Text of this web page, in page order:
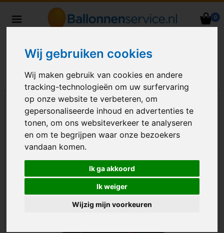
Wij gebruiken cookies
Wij maken gebruik van cookies en andere
tracking-technologieën om uw surfervaring
op onze website te verbeteren, om
gepersonaliseerde inhoud en advertenties te
tonen, om ons websiteverkeer te analyseren
en om te begrijpen waar onze bezoekers
vandaan komen.
Ik ga akkoord
Ik weiger
Wijzig mijn voorkeuren
0
Nederland